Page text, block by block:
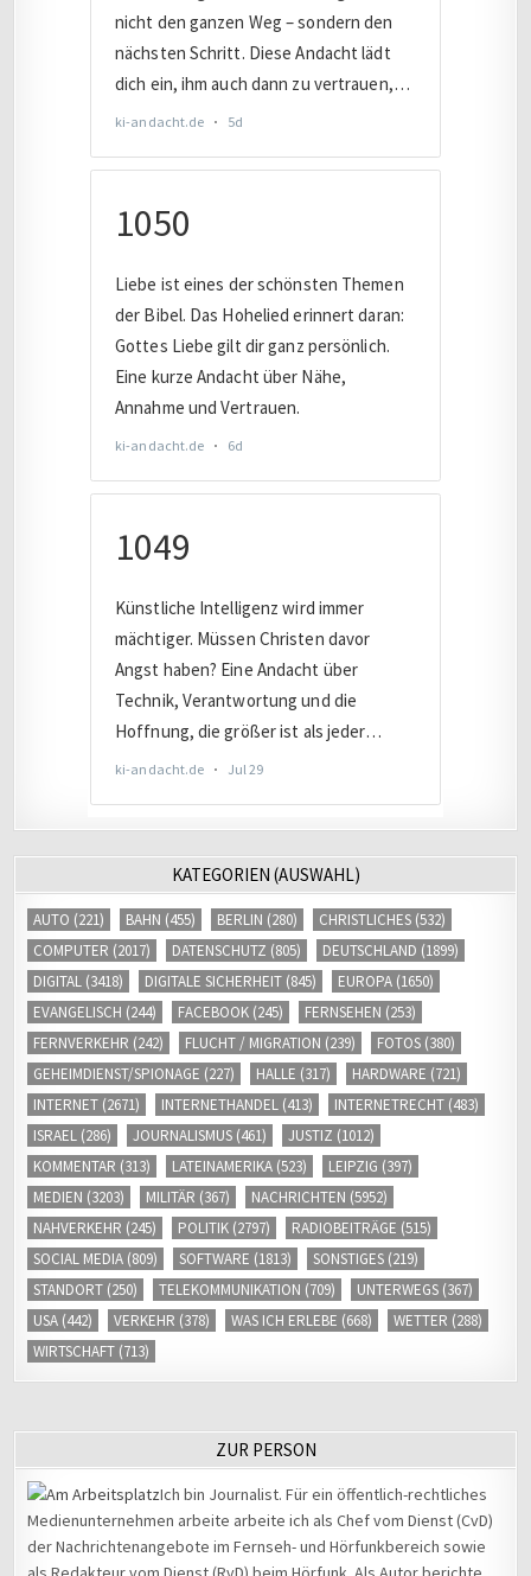
KATEGORIEN (AUSWAHL)
AUTO (221) BAHN (455) BERLIN (280) CHRISTLICHES (532)
COMPUTER (2017) DATENSCHUTZ (805) DEUTSCHLAND (1899)
DIGITAL (3418) DIGITALE SICHERHEIT (845) EUROPA (1650)
EVANGELISCH (244) FACEBOOK (245) FERNSEHEN (253)
FERNVERKEHR (242) FLUCHT / MIGRATION (239) FOTOS (380)
GEHEIMDIENST/SPIONAGE (227) HALLE (317) HARDWARE (721)
INTERNET (2671) INTERNETHANDEL (413) INTERNETRECHT (483)
ISRAEL (286) JOURNALISMUS (461) JUSTIZ (1012)
KOMMENTAR (313) LATEINAMERIKA (523) LEIPZIG (397)
MEDIEN (3203) MILITÄR (367) NACHRICHTEN (5952)
NAHVERKEHR (245) POLITIK (2797) RADIOBEITRÄGE (515)
SOCIAL MEDIA (809) SOFTWARE (1813) SONSTIGES (219)
STANDORT (250) TELEKOMMUNIKATION (709) UNTERWEGS (367)
USA (442) VERKEHR (378) WAS ICH ERLEBE (668) WETTER (288)
WIRTSCHAFT (713)
ZUR PERSON
Ich bin Journalist. Für ein öffentlich-rechtliches
Medienunternehmen arbeite arbeite ich als Chef vom Dienst (CvD)
der Nachrichtenangebote im Fernseh- und Hörfunkbereich sowie